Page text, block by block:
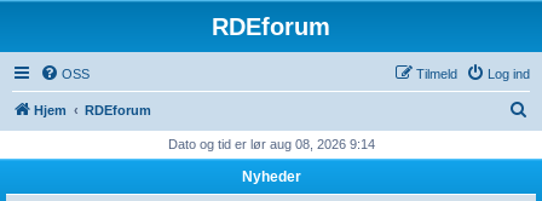
RDEforum
OSS Log ind
Tilmeld
Hjem RDEforum
Dato og tid er lør aug 08, 2026 9:14
Nyheder